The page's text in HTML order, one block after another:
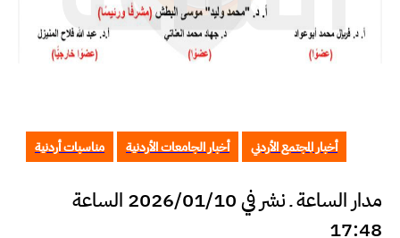
أخبار المجتمع الأردني أخبار الجامعات الأردنية مناسبات أردنية
مدار الساعة ـ نشر في 2026/01/10 الساعة
17:48